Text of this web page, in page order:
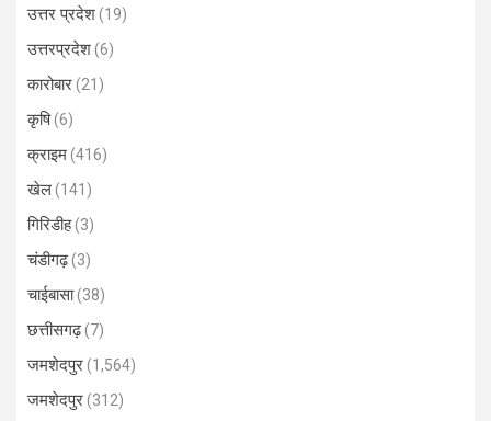
उत्तर प्रदेश(19)
उत्तरप्रदेश(6)
कारोबार(21)
कृषि(6)
क्राइम(416)
खेल(141)
गिरिडीह(3)
चंडीगढ़(3)
चाईबासा(38)
छत्तीसगढ़(7)
जमशेदपुर(1,564)
जमशेदपुर(312)